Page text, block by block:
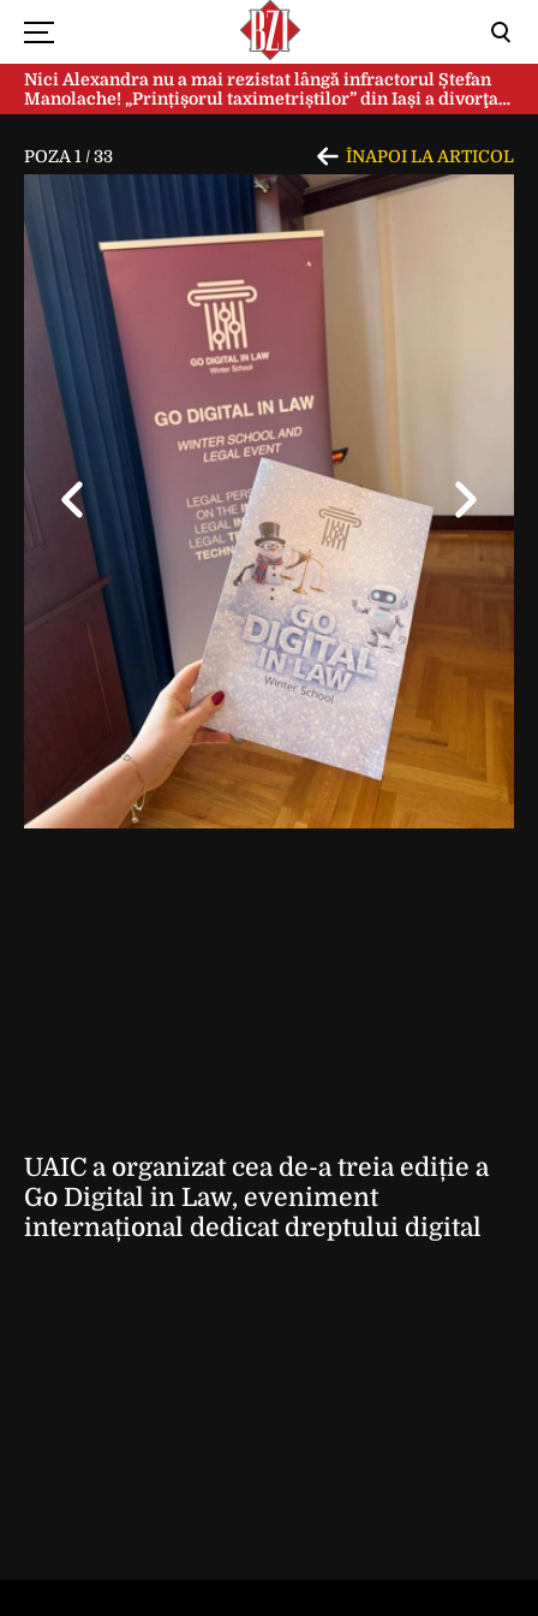
Nici Alexandra nu a mai rezistat lângă infractorul Ștefan
Manolache! „Prințișorul taximetriștilor” din Iași a divorţat
după doi ani de căsnicie
POZA 1 /33 ÎNAPOI LA ARTICOL
UAIC a organizat cea de-a treia ediție a
Go Digital in Law, eveniment
internațional dedicat dreptului digital